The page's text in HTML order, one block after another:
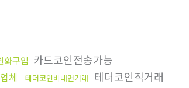
구입 카드코인전송가능
체 테더코인비대면거래 테더코인직거래